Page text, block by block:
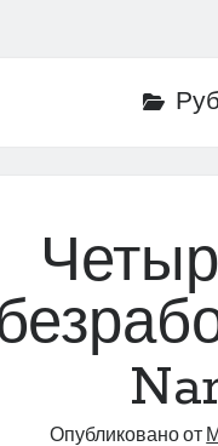
Опубликовано от